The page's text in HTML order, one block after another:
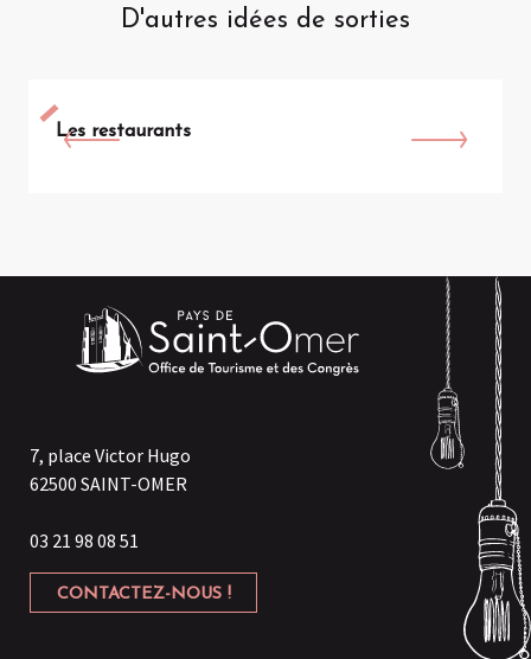
D'autres idées de sorties
Les restaurants
7, place Victor Hugo
62500 SAINT-OMER
03 21 98 08 51
CONTACTEZ-NOUS !